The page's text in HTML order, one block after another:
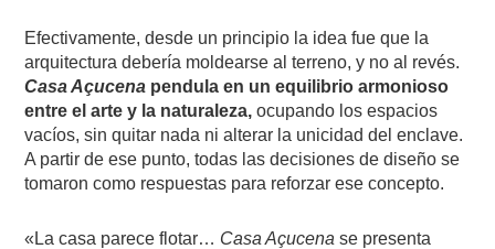
Efectivamente, desde un principio la idea fue que la
arquitectura debería moldearse al terreno, y no al revés.
Casa Açucena pendula en un equilibrio armonioso
entre el arte y la naturaleza, ocupando los espacios
vacíos, sin quitar nada ni alterar la unicidad del enclave.
A partir de ese punto, todas las decisiones de diseño se
tomaron como respuestas para reforzar ese concepto.
«La casa parece flotar… Casa Açucena se presenta